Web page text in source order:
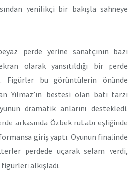
yenilikçi bir bakışla sahneye
perde yerine sanatçının bazı
olarak yansıtıldığı bir perde
Figürler bu görüntülerin önünde
Yılmaz’ın bestesi olan batı tarzı
dramatik anlarını destekledi.
arkasında Özbek rubabı eşliğinde
giriş yaptı. Oyunun finalinde
perdede uçarak selam verdi,
alkışladı.